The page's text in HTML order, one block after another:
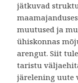
jätkuvad
muutused ja
ühiskonnas
arengut. Siit
taristu
järelening uute